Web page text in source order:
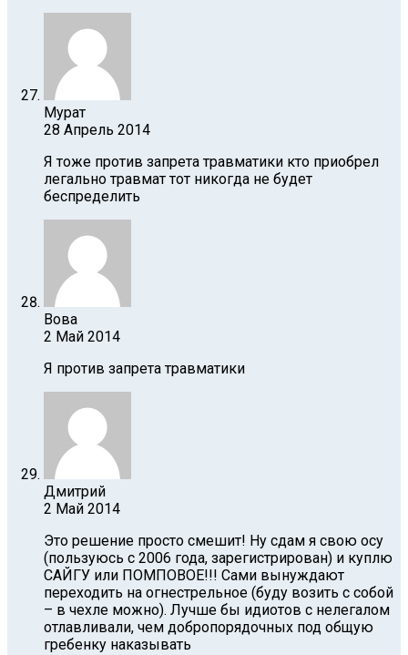
Мурат
28 Апрель 2014
Я тоже против запрета травматики кто приобрел
легально травмат тот никогда не будет
беспределить
Вова
2 Май 2014
Я против запрета травматики
Дмитрий
2 Май 2014
Это решение просто смешит! Ну cдам я свою осу
(пользуюсь с 2006 года, зарегистрирован) и куплю
САЙГУ или ПОМПОВОЕ!!! Сами вынуждают
переходить на огнестрельное (буду возить с собой
– в чехле можно). Лучше бы идиотов с нелегалом
отлавливали, чем добропорядочных под общую
гребенку наказывать